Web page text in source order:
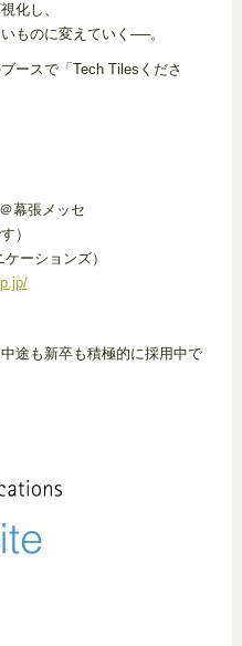
化し、
ものに変えていく──。
ースで「Tech Tilesくださ
幕張メッセ
）
ーションズ）
途も新卒も積極的に採用中で